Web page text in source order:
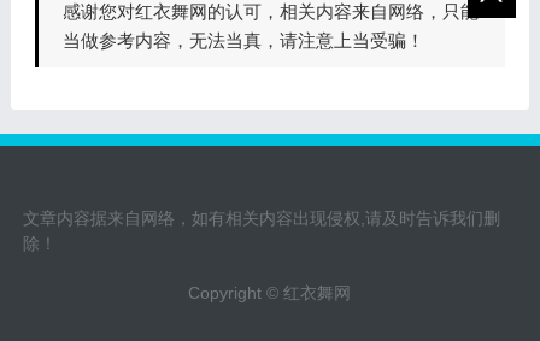
感谢您对红衣舞网的认可，相关内容来自网络，只能
当做参考内容，无法当真，请注意上当受骗！
文章内容据来自网络，如有相关内容出现侵权,请及时告诉我们删
除！
Copyright © 红衣舞网